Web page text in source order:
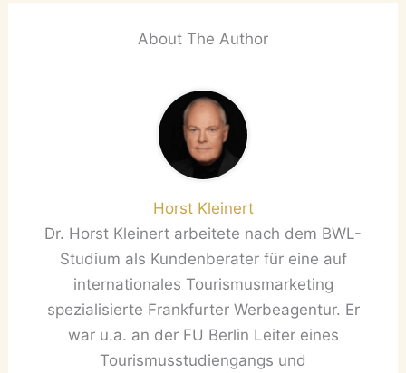
About The Author
Horst Kleinert
Dr. Horst Kleinert arbeitete nach dem BWL-
Studium als Kundenberater für eine auf
internationales Tourismusmarketing
spezialisierte Frankfurter Werbeagentur. Er
war u.a. an der FU Berlin Leiter eines
Tourismusstudiengangs und